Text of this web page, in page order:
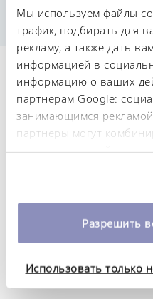
Мы используем файлы
трафик, подбирать для
рекламу, а также дать
информацией в
информацию о ваших
партнерам Google:
занимающимся
партнеры могут
предоставленной вами
использовании вами
изменить или отозвать
время. БолееРазрешить
Использовать только
DIN 12876)
Диапазон рабочих
Рабочий диапазон
Диапазон